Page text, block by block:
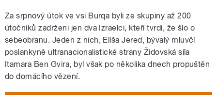
Za srpnový útok ve vsi Burqa byli ze skupiny až 200
útočníků zadrženi jen dva Izraelci, kteří tvrdí, že šlo o
sebeobranu. Jeden z nich, Elíša Jered, bývalý mluvčí
poslankyně ultranacionalistické strany Židovská síla
Itamara Ben Gvira, byl však po několika dnech propuštěn
do domácího vězení.